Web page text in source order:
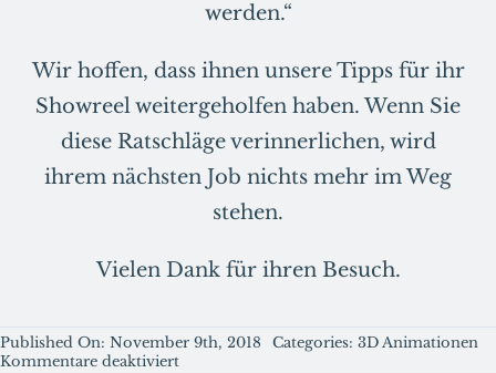
werden.“
Wir hoffen, dass ihnen unsere Tipps für ihr
Showreel weitergeholfen haben. Wenn Sie
diese Ratschläge verinnerlichen, wird
ihrem nächsten Job nichts mehr im Weg
stehen.
Vielen Dank für ihren Besuch.
Published On: November 9th, 2018 Categories: 3D Animationen
Kommentare deaktiviertfür